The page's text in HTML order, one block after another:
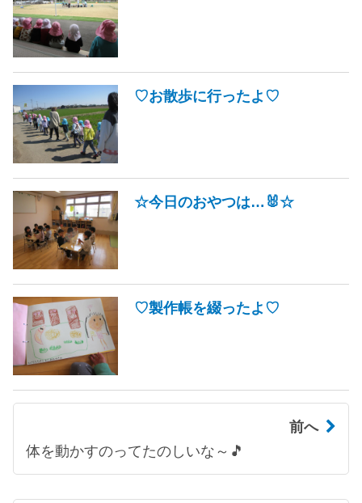
♡お散歩に行ったよ♡
☆今日のおやつは…🐰☆
♡製作帳を綴ったよ♡
前へ
体を動かすのってたのしいな～🎵